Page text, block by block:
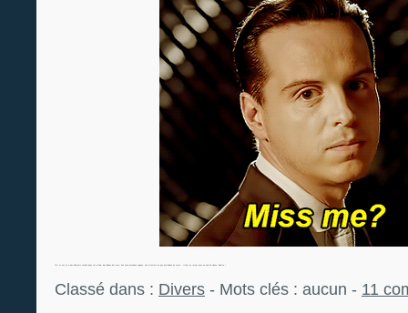
Classé dans : Divers - Mots clés : aucun - 11